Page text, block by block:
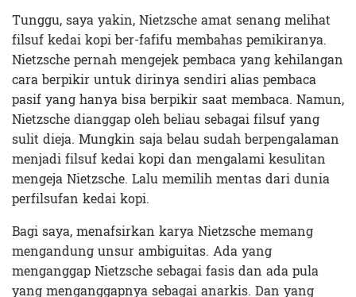
Tunggu, saya yakin, Nietzsche amat senang melihat
filsuf kedai kopi ber-fafifu membahas pemikiranya.
Nietzsche pernah mengejek pembaca yang kehilangan
cara berpikir untuk dirinya sendiri alias pembaca
pasif yang hanya bisa berpikir saat membaca. Namun,
Nietzsche dianggap oleh beliau sebagai filsuf yang
sulit dieja. Mungkin saja belau sudah berpengalaman
menjadi filsuf kedai kopi dan mengalami kesulitan
mengeja Nietzsche. Lalu memilih mentas dari dunia
perfilsufan kedai kopi.
Bagi saya, menafsirkan karya Nietzsche memang
mengandung unsur ambiguitas. Ada yang
menganggap Nietzsche sebagai fasis dan ada pula
yang menganggapnya sebagai anarkis. Dan yang